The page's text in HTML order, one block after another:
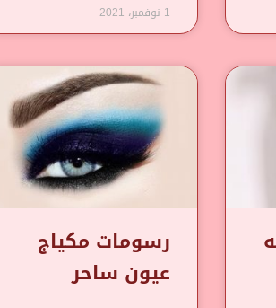
1 نوفمبر، 2021
رسومات مكياج
عيون ساحر